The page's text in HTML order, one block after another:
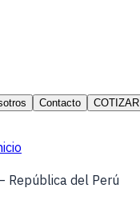
Contacto COTIZAR
República del Perú